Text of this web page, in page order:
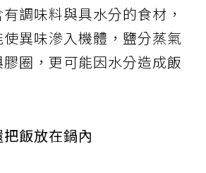
調味料與具水分的食材，
異味滲入機體，鹽分蒸氣
圈，更可能因水分造成飯
飯放在鍋內